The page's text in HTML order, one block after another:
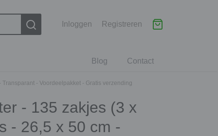
Inloggen Registreren
Contact
Blog
- Voordeelpakket - Gratis verzending
- 135 zakjes (3 x
- 26,5 x 50 cm -